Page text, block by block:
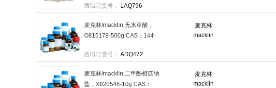
售卖规格：1瓶
西域订货号： LAQ796
麦克林
macklin
麦克林/macklin 无水草酸，
O815178-500g CAS：144-
瓶 售卖规格：1瓶
西域订货号： ADQ472
麦克林
macklin
麦克林/macklin 二甲酚橙四钠
盐，X820546-10g CAS：